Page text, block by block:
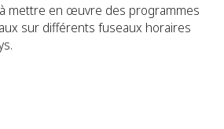
mettre en œuvre des programmes
sur différents fuseaux horaires